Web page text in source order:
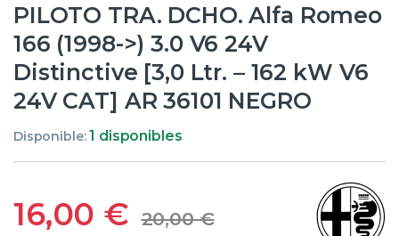
PILOTO TRA. DCHO. Alfa Romeo
166 (1998->) 3.0 V6 24V
Distinctive [3,0 Ltr. – 162 kW V6
24V CAT] AR 36101 NEGRO
Disponible:1 disponibles
16,00 € 20,00€